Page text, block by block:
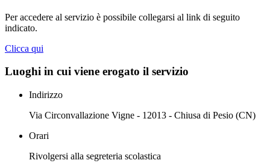
Per accedere al servizio è possibile collegarsi al link di seguito
indicato.
Clicca qui
Luoghi in cui viene erogato il servizio
Indirizzo
Via Circonvallazione Vigne - 12013 - Chiusa di Pesio (CN)
Orari
Rivolgersi alla segreteria scolastica